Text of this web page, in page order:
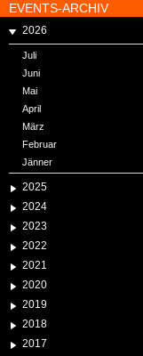
EVENTS-ARCHIV
2026
Juli
Juni
Mai
April
März
Februar
Jänner
2025
2024
2023
2022
2021
2020
2019
2018
2017